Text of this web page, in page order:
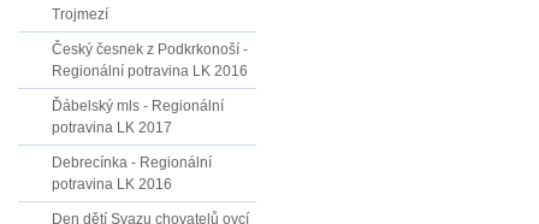
Trojmezí
Český česnek z Podkrkonoší -
Regionální potravina LK 2016
Ďábelský mls - Regionální
potravina LK 2017
Debrecínka - Regionální
potravina LK 2016
Den dětí Svazu chovatelů ovcí